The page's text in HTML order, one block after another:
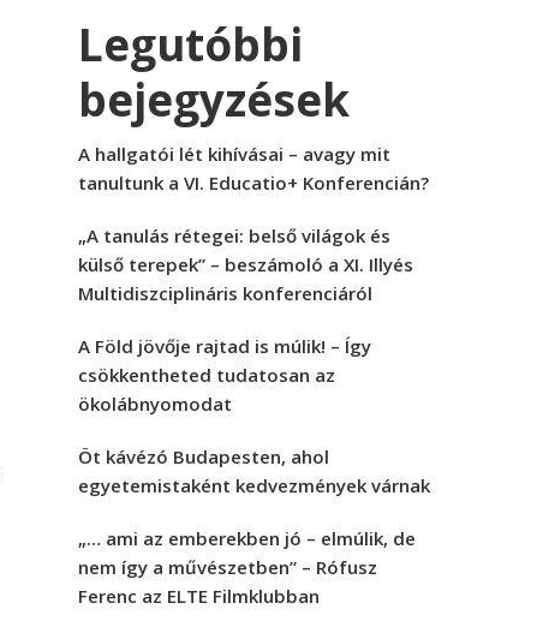
Legutóbbi
bejegyzések
A hallgatói lét kihívásai – avagy mit
tanultunk a VI. Educatio+ Konferencián?
„A tanulás rétegei: belső világok és
külső terepek” – beszámoló a XI. Illyés
Multidiszciplináris konferenciáról
A Föld jövője rajtad is múlik! – Így
csökkentheted tudatosan az
ökolábnyomodat
Öt kávézó Budapesten, ahol
egyetemistaként kedvezmények várnak
„… ami az emberekben jó – elmúlik, de
nem így a művészetben” – Rófusz
Ferenc az ELTE Filmklubban